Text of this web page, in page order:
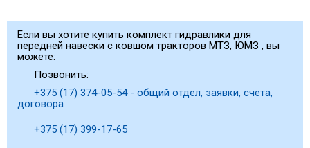
Если вы хотите купить комплект гидравлики для
передней навески с ковшом тракторов МТЗ, ЮМЗ , вы
можете:
Позвонить:
+375 (17) 374-05-54 - общий отдел, заявки, счета,
договора
+375 (17) 399-17-65